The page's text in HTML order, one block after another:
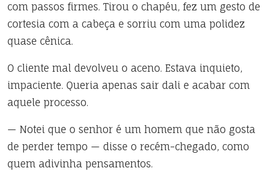
com passos firmes. Tirou o chapéu, fez um gesto de
cortesia com a cabeça e sorriu com uma polidez
quase cênica.
O cliente mal devolveu o aceno. Estava inquieto,
impaciente. Queria apenas sair dali e acabar com
aquele processo.
— Notei que o senhor é um homem que não gosta
de perder tempo — disse o recém-chegado, como
quem adivinha pensamentos.